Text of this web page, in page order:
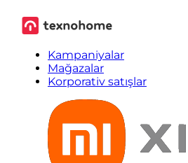
Kampaniyalar
Mağazalar
Korporativ satışlar